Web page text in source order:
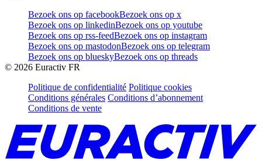
Bezoek ons op facebookBezoek ons op x
Bezoek ons op linkedinBezoek ons op youtube
Bezoek ons op rss-feedBezoek ons op instagram
Bezoek ons op mastodonBezoek ons op telegram
Bezoek ons op blueskyBezoek ons op threads
© 2026 Euractiv FR
Politique de confidentialité Politique cookies
Conditions générales Conditions d’abonnement
Conditions de vente